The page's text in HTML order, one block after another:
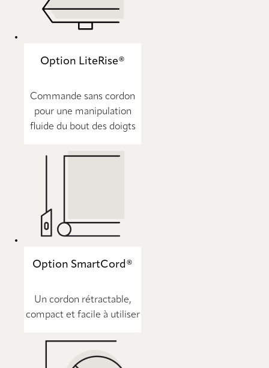
Option LiteRise®
Commande sans cordon
pour une manipulation
fluide du bout des doigts
Option SmartCord®
Un cordon rétractable,
compact et facile à utiliser